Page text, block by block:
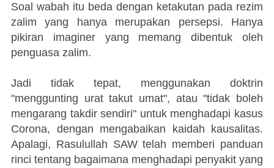
Soal wabah itu beda dengan ketakutan pada rezim
zalim yang hanya merupakan persepsi. Hanya
pikiran imaginer yang memang dibentuk oleh
penguasa zalim.
Jadi tidak tepat, menggunakan doktrin
"menggunting urat takut umat", atau "tidak boleh
mengarang takdir sendiri" untuk menghadapi kasus
Corona, dengan mengabaikan kaidah kausalitas.
Apalagi, Rasulullah SAW telah memberi panduan
rinci tentang bagaimana menghadapi penyakit yang